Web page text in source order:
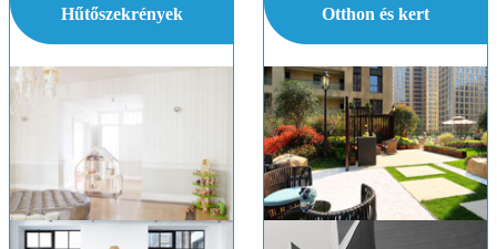
Hűtőszekrények Otthon és kert